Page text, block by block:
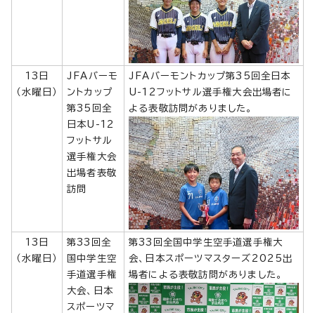
13日
（水曜日）
JFAバーモ
ントカップ
第35回全
日本U-12
フットサル
選手権大会
出場者表敬
訪問
JFAバーモントカップ第35回全日本
U-12フットサル選手権大会出場者に
よる表敬訪問がありました。
13日
（水曜日）
第33回全
国中学生空
手道選手権
大会、日本
スポーツマ
第33回全国中学生空手道選手権大
会、日本スポーツマスターズ2025出
場者による表敬訪問がありました。